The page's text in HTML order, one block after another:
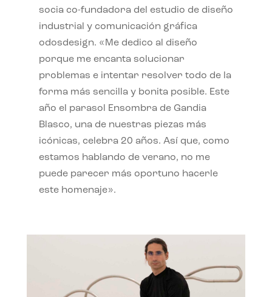
socia co-fundadora del estudio de diseño
industrial y comunicación gráfica
odosdesign. «Me dedico al diseño
porque me encanta solucionar
problemas e intentar resolver todo de la
forma más sencilla y bonita posible. Este
año el parasol Ensombra de Gandia
Blasco, una de nuestras piezas más
icónicas, celebra 20 años. Así que, como
estamos hablando de verano, no me
puede parecer más oportuno hacerle
este homenaje».